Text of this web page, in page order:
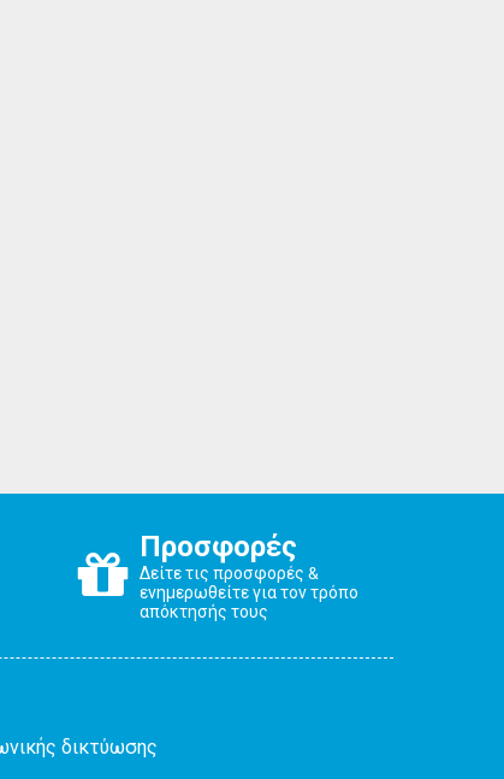
Προσφορές
Δείτε τις προσφορές &
ενημερωθείτε για τον τρόπο
απόκτησής τους
δικτύωσης